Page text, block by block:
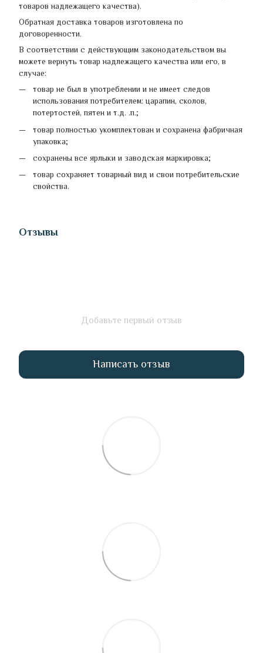
товаров надлежащего качества).
Обратная доставка товаров изготовлена по
договоренности.
В соответствии с действующим законодательством вы
можете вернуть товар надлежащего качества или его, в
случае:
товар не был в употреблении и не имеет следов
использования потребителем: царапин, сколов,
потертостей, пятен и т.д. .п.;
товар полностью укомплектован и сохранена фабричная
упаковка;
сохранены все ярлыки и заводская маркировка;
товар сохраняет товарный вид и свои потребительские
свойства.
Отзывы
Добавьте первый отзыв
Написать отзыв